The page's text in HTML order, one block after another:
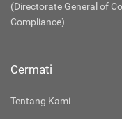
(Directorate General of
Compliance)
Cermati
Tentang Kami